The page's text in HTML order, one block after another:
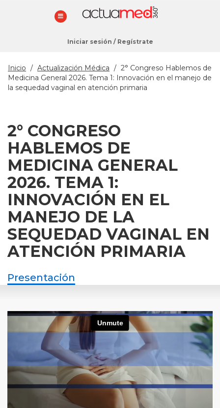
Iniciar sesión / Regístrate
Estás
aquí
Inicio / Actualización Médica / 2° Congreso Hablemos de
Medicina General 2026. Tema 1: Innovación en el manejo de
la sequedad vaginal en atención primaria
2° CONGRESO
HABLEMOS DE
MEDICINA GENERAL
2026. TEMA 1:
INNOVACIÓN EN EL
MANEJO DE LA
SEQUEDAD VAGINAL EN
ATENCIÓN PRIMARIA
Presentación